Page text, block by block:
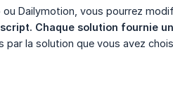
Dailymotion, vous pourrez
Chaque solution fournie
la solution que vous avez